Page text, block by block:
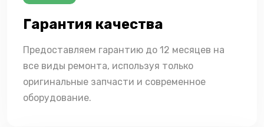
Гарантия качества
Предоставляем гарантию до 12 месяцев на
все виды ремонта, используя только
оригинальные запчасти и современное
оборудование.